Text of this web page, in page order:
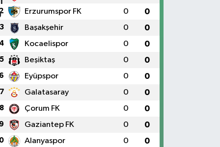
Erzurumspor FK 0 0
3 Başakşehir 0 0
Kocaelispor 0 0
5 Beşiktaş 0 0
Eyüpspor 0 0
7 Galatasaray 0 0
8 Çorum FK 0 0
Gaziantep FK 0 0
Alanyaspor 0 0